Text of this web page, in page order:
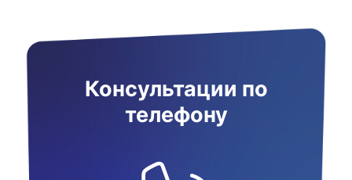
Консультации по
телефону